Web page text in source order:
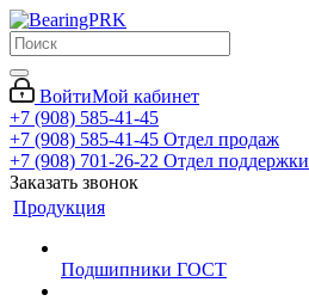
ВойтиМой кабинет
+7 (908) 585-41-45
+7 (908) 585-41-45 Отдел продаж
+7 (908) 701-26-22 Отдел поддержки
Заказать звонок
Продукция
Подшипники ГОСТ